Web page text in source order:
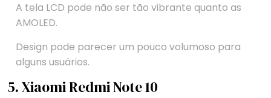
A tela LCD pode não ser tão vibrante quanto as
AMOLED.
Design pode parecer um pouco volumoso para
alguns usuários.
5. Xiaomi Redmi Note 10